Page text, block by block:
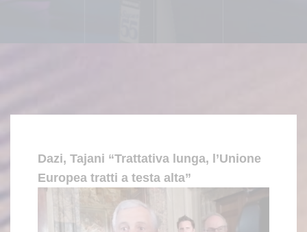
Dazi, Tajani “Trattativa lunga, l’Unione
Europea tratti a testa alta”